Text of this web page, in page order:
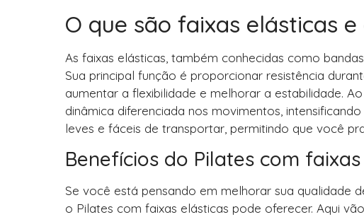
O que são faixas elásticas
As faixas elásticas, também conhecidas como
Sua principal função é proporcionar resistência
aumentar a flexibilidade e melhorar a estabilidade.
dinâmica diferenciada nos movimentos,
leves e fáceis de transportar, permitindo que você
Benefícios do Pilates com
Se você está pensando em melhorar sua qualidade
o Pilates com faixas elásticas pode oferecer. Aqui